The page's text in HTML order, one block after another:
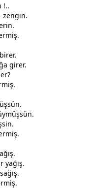
!..
zengin.
girer.
yağış.